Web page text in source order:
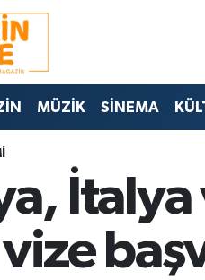
MÜZİK SİNEMA